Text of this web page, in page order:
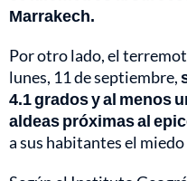
Marrakech.
Por otro lado, el
lunes, 11 de septiembre,
4.1 grados y al menos
aldeas próximas al
a sus habitantes el